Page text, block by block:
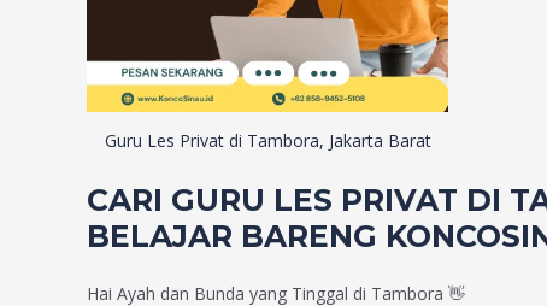
Guru Les Privat di Tambora, Jakarta Barat
CARI GURU LES PRIVAT DI
BELAJAR BARENG
Hai Ayah dan Bunda yang Tinggal di Tambora 👋